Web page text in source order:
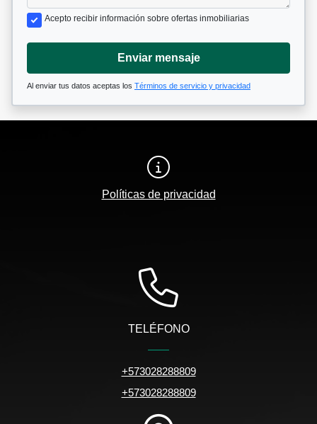
Acepto recibir información sobre ofertas inmobiliarias
Enviar mensaje
Al enviar tus datos aceptas los Términos de servicio y privacidad
Políticas de privacidad
TELÉFONO
+573028288809
+573028288809